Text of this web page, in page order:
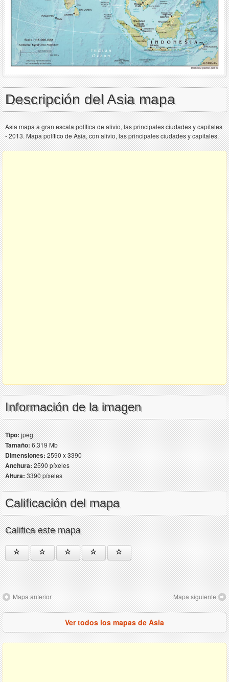
Descripción del Asia mapa
Asia mapa a gran escala política de alivio, las principales ciudades y capitales
- 2013. Mapa político de Asia, con alivio, las principales ciudades y capitales.
Información de la imagen
Tipo:jpeg
Tamaño:6.319 Mb
Dimensiones:2590 x 3390
Anchura:2590 píxeles
Altura:3390 píxeles
Calificación del mapa
Califica este mapa
Mapa anterior Mapa siguiente
Ver todos los mapas de Asia